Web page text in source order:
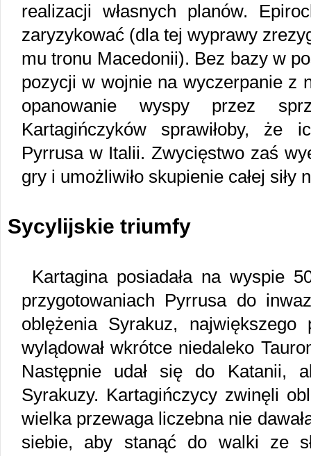
realizacji własnych planów.
zaryzykować (dla tej wyprawy
mu tronu Macedonii). Bez bazy w
pozycji w wojnie na wyczerpanie z
opanowanie wyspy przez
Kartagińczyków sprawiłoby, że
Pyrrusa w Italii. Zwycięstwo zaś
gry i umożliwiło skupienie całej siły
Sycylijskie triumfy
Kartagina posiadała na wyspie
przygotowaniach Pyrrusa do
oblężenia Syrakuz,
wylądował wkrótce niedaleko
Następnie udał się do Katanii,
Syrakuzy. Kartagińczycy zwinęli
wielka przewaga liczebna nie
siebie, aby stanąć do walki ze